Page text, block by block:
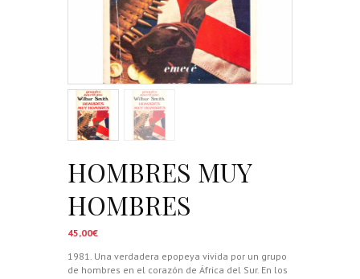
HOMBRES MUY
HOMBRES
45,00€
1981. Una verdadera epopeya vivida por un grupo
de hombres en el corazón de África del Sur. En los